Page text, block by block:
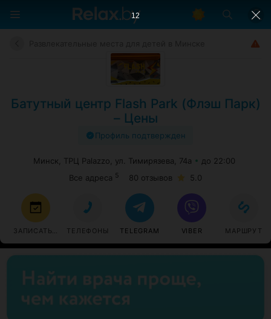
Батутный центр Flash Park (Флэш Парк)
– Цены
Профиль подтвержден
Минск, ТРЦ Palazzo, ул. Тимирязева, 74а
до 22:00
Все адреса 5 80 отзывов 5.0
ЗАПИСАТЬСЯ ТЕЛЕФОНЫ TELEGRAM VIBER МАРШРУТ
12